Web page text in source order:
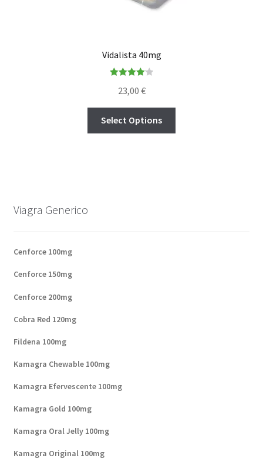
Vidalista 40mg
out of 5
23,00 €
Select Options
Viagra Generico
Cenforce 100mg
Cenforce 150mg
Cenforce 200mg
Cobra Red 120mg
Fildena 100mg
Kamagra Chewable 100mg
Kamagra Efervescente 100mg
Kamagra Gold 100mg
Kamagra Oral Jelly 100mg
Kamagra Original 100mg